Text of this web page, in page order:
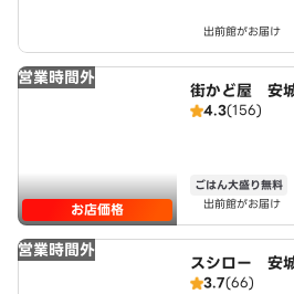
出前館がお届け
営業時間外
お店価格
街かど屋 安
4.3(156)
ごはん大盛り無料
出前館がお届け
営業時間外
スシロー 安
3.7(66)